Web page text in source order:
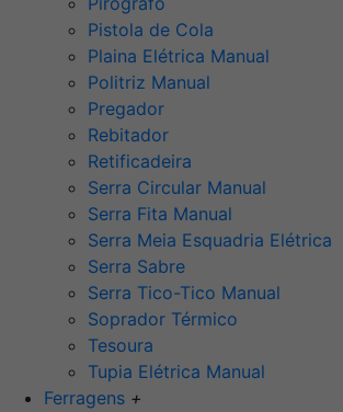
Pistola de Cola
Plaina Elétrica Manual
Politriz Manual
Pregador
Rebitador
Retificadeira
Serra Circular Manual
Serra Fita Manual
Serra Meia Esquadria Elétrica
Serra Sabre
Serra Tico-Tico Manual
Soprador Térmico
Tesoura
Tupia Elétrica Manual
Ferragens +